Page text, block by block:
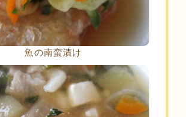
魚の南蛮漬け